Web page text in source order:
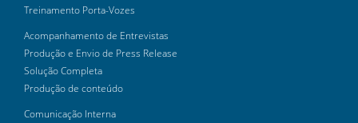
Treinamento Porta-Vozes
Acompanhamento de Entrevistas
Produção e Envio de Press Release
Solução Completa
Produção de conteúdo
Comunicação Interna